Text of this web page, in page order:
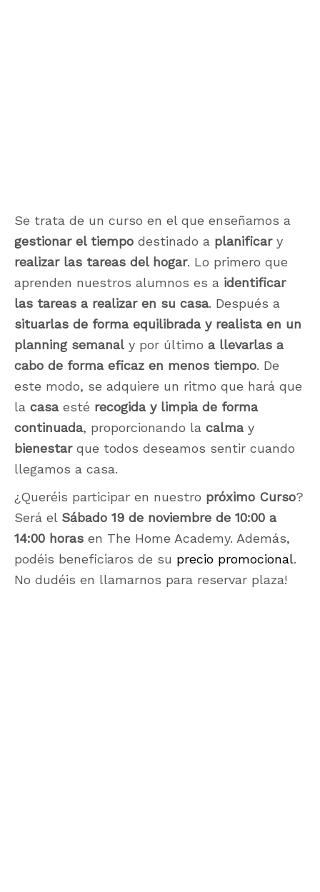
Se trata de un curso en el que enseñamos a
gestionar el tiempo destinado a planificary
realizar las tareas del hogar. Lo primero que
aprenden nuestros alumnos es a identificar
las tareas a realizar en su casa. Después a
situarlas de forma equilibrada y realista en un
planning semanal y por último a llevarlas a
cabo de forma eficaz en menos tiempo. De
este modo, se adquiere un ritmo que hará que
la casaesté recogida y limpia de forma
continuada, proporcionando la calmay
bienestarque todos deseamos sentir cuando
llegamos a casa.
¿Queréis participar en nuestro próximo Curso?
Será el Sábado 19 de noviembre de 10:00 a
14:00 horas en The Home Academy. Además,
podéis beneficiaros de su precio promocional.
No dudéis en llamarnos para reservar plaza!